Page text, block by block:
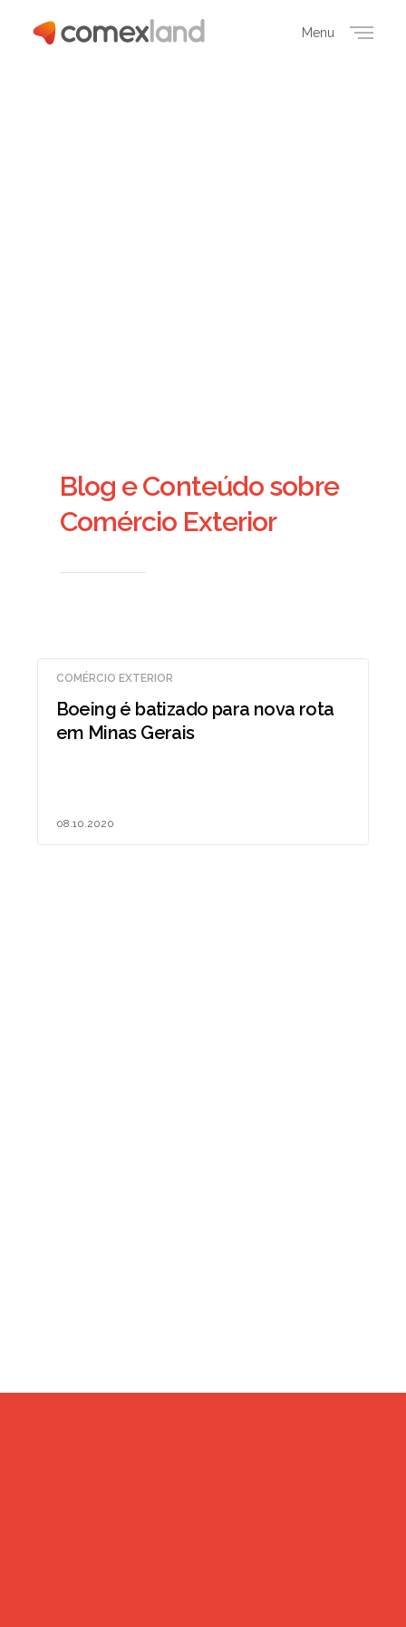
Menu
Blog e Conteúdo sobre
Comércio Exterior
COMÉRCIO EXTERIOR
Boeing é batizado para nova rota
em Minas Gerais
08.10.2020